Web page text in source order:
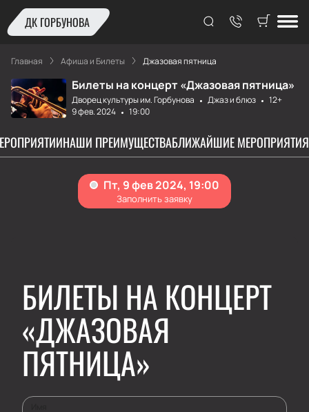
ДК ГОРБУНОВА
Главная Афиша и Билеты Джазовая пятница
Билеты на концерт «Джазовая пятница»
Дворец культуры им. Горбунова Джаз и блюз
12+
9 фев. 2024
19:00
НАШИ ПРЕИМУЩЕСТВАБЛИЖАЙШИЕ МЕРОПРИЯТИЯ
БИЛЕТЫ НА КОНЦЕРТ
«ДЖАЗОВАЯ
ПЯТНИЦА»